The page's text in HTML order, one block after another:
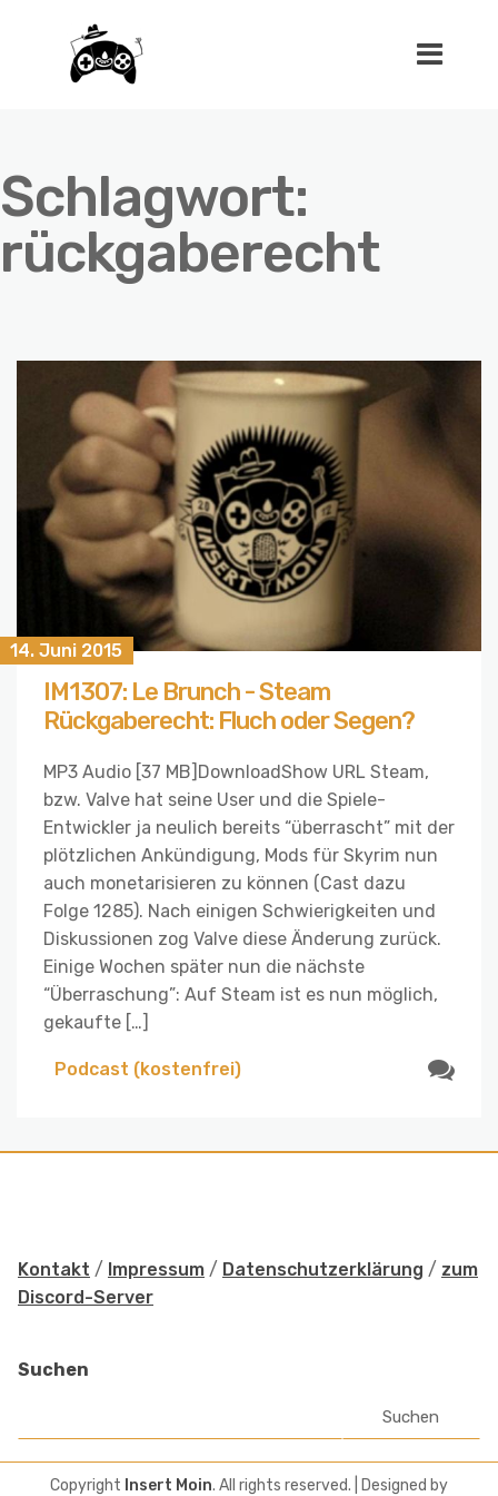
Schlagwort:
rückgaberecht
14. Juni 2015
IM1307: Le Brunch - Steam
Rückgaberecht: Fluch oder Segen?
MP3 Audio [37 MB]DownloadShow URL Steam,
bzw. Valve hat seine User und die Spiele-
Entwickler ja neulich bereits “überrascht” mit der
plötzlichen Ankündigung, Mods für Skyrim nun
auch monetarisieren zu können (Cast dazu
Folge 1285). Nach einigen Schwierigkeiten und
Diskussionen zog Valve diese Änderung zurück.
Einige Wochen später nun die nächste
“Überraschung”: Auf Steam ist es nun möglich,
gekaufte […]
Podcast (kostenfrei)
Kontakt / Impressum / Datenschutzerklärung / zum
Discord-Server
Suchen
Suchen
Copyright Insert Moin. All rights reserved. | Designed by